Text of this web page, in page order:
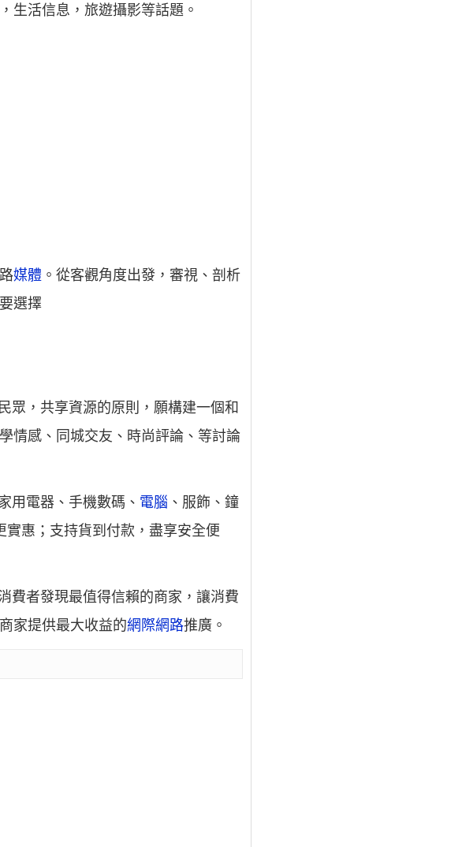
生活信息，旅遊攝影等話題。
媒體 。從客觀角度出發，審視、剖析
選擇
眾，共享資源的原則，願構建一個和
學情感、同城交友、時尚評論、等討論
用電器、手機數碼、 電腦 、服飾、鐘
惠；支持貨到付款，盡享安全便
費者發現最值得信賴的商家，讓消費
家提供最大收益的網際網路推廣。